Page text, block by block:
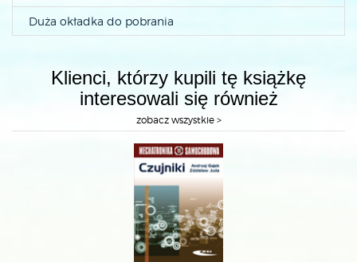
Duża okładka do pobrania
Klienci, którzy kupili tę książkę
interesowali się również
zobacz wszystkie >